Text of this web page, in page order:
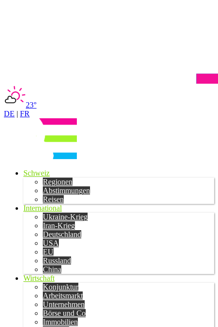
23°
DE | FR
Schweiz
Regionen
Abstimmungen
Reisen
International
Ukraine-Krieg
Iran-Krieg
Deutschland
USA
EU
Russland
China
Wirtschaft
Konjunktur
Arbeitsmarkt
Unternehmen
Börse und Co
Immobilien